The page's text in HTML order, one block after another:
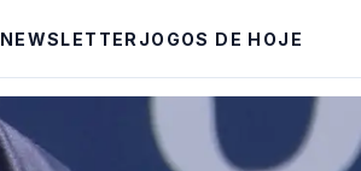
NEWSLETTER JOGOS DE HOJE